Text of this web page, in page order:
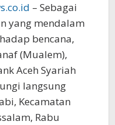
– Sebagai
yang mendalam
bencana,
(Mualem),
Aceh Syariah
langsung
Kecamatan
Rabu